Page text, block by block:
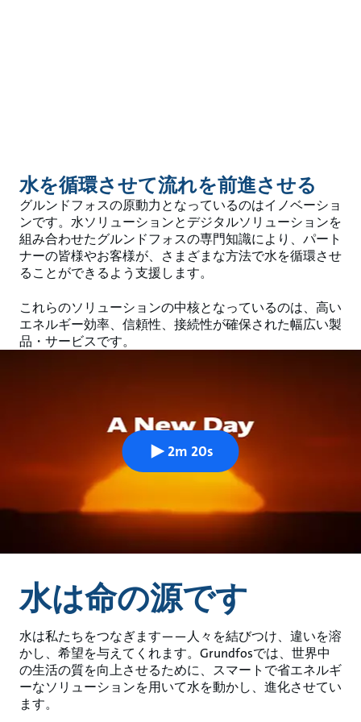
水を循環させて流れを前進させる
グルンドフォスの原動力となっているのはイノベーショ
ンです。水ソリューションとデジタルソリューションを
組み合わせたグルンドフォスの専門知識により、パート
ナーの皆様やお客様が、さまざまな方法で水を循環させ
ることができるよう支援します。
これらのソリューションの中核となっているのは、高い
エネルギー効率、信頼性、接続性が確保された幅広い製
品・サービスです。
2m 20s
水は命の源です
水は私たちをつなぎます——人々を結びつけ、違いを溶
かし、希望を与えてくれます。Grundfosでは、世界中
の生活の質を向上させるために、スマートで省エネルギ
ーなソリューションを用いて水を動かし、進化させてい
ます。